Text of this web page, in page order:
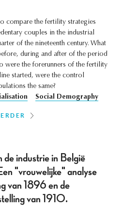
compare the fertility strategies
couples in the industrial
of the nineteenth century. What
during and after of the period
were the forerunners of the fertility
started, were the control
the same?
Social Demography
de industrie in België
"vrouwelijke" analyse
van 1896 en de
van 1910.